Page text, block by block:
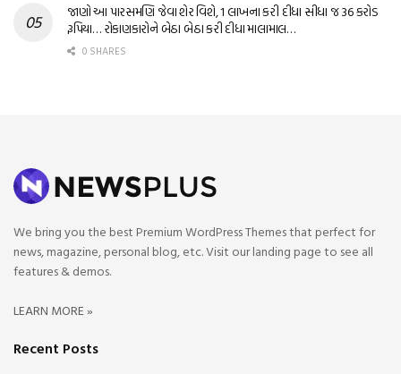
જાણો આ પારસમણિ જેવા શેર વિશે, 1 લાખના કરી દીધા સીધા જ 36 કરોડ
રૂપિયા… રોકાણકારોને બેઠા બેઠા કરી દીધા માલામાલ…
0 SHARES
We bring you the best Premium WordPress Themes that perfect for
news, magazine, personal blog, etc. Visit our landing page to see all
features & demos.
LEARN MORE »
Recent Posts